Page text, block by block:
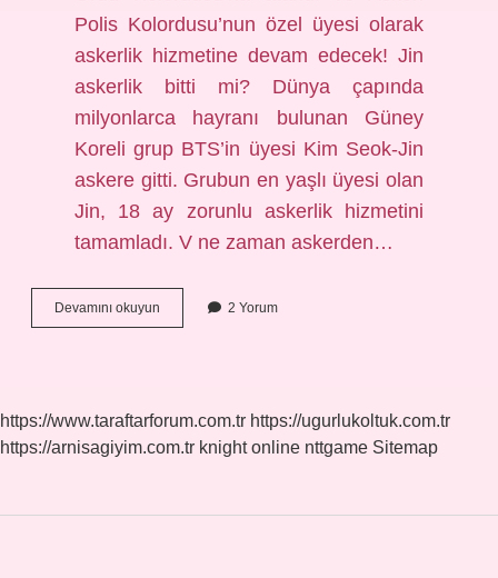
Polis Kolordusu’nun özel üyesi olarak
askerlik hizmetine devam edecek! Jin
askerlik bitti mi? Dünya çapında
milyonlarca hayranı bulunan Güney
Koreli grup BTS’in üyesi Kim Seok-Jin
askere gitti. Grubun en yaşlı üyesi olan
Jin, 18 ay zorunlu askerlik hizmetini
tamamladı. V ne zaman askerden…
Devamını okuyun
Hala
2 Yorum
https://www.taraftarforum.com.tr https://ugurlukoltuk.com.tr
https://arnisagiyim.com.tr knight online nttgame Sitemap